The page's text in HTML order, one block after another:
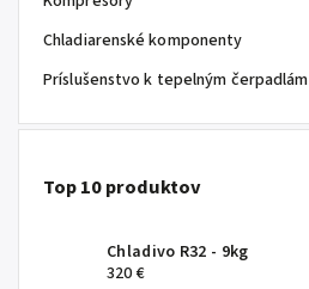
Chladiarenské komponenty
Príslušenstvo k tepelným čerpadlám
Top 10 produktov
Chladivo R32 - 9kg
320 €